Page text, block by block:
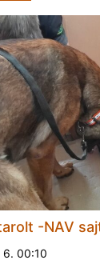
-NAV
6. 00:10